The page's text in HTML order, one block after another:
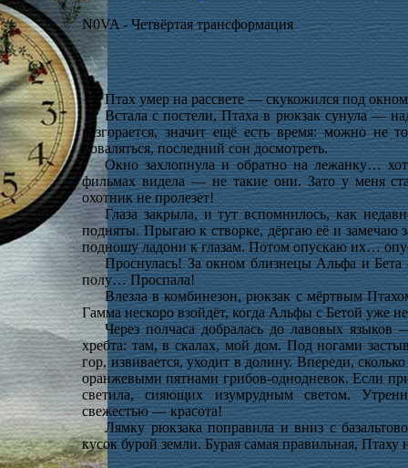
N0VA - Четвёртая трансформация
Птах умер на рассвете — скукожился под
Встала с постели, Птаха в рюкзак сунула —
разгорается, значит ещё есть время: можно не
поваляться, последний сон досмотреть.
Окно захлопнула и обратно на лежанку…
фильмах видела — не такие они. Зато у меня
охотник не пролезет!
Глаза закрыла, и тут вспомнилось, как
подняты. Прыгаю к створке, дёргаю её и
подношу ладони к глазам. Потом опускаю их…
Проснулась! За окном близнецы Альфа и
полу… Проспала!
Влезла в комбинезон, рюкзак с мёртвым
Гамма нескоро взойдёт, когда Альфы с Бетой уже
Через полчаса добралась до лавовых
хребта: там, в скалах, мой дом. Под ногами
гор, извивается, уходит в долину. Впереди,
оранжевыми пятнами грибов-однодневок. Если
светила, сияющих изумрудным светом.
свежестью — красота!
Лямку рюкзака поправила и вниз с
кусок бурой земли. Бурая самая правильная,